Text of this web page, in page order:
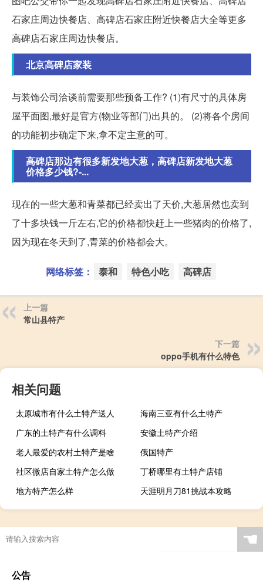
石家庄周边快餐店、高碑店石家庄附近快餐店大全等更多
高碑店石家庄周边快餐店。
北京高碑店家装
与装饰公司洽谈前需要那些预备工作? (1)有尺寸的具体房
屋平面图,最好是官方(物业等部门)出具的。 (2)将各个房间
的功能初步确定下来,拿不定主意的可。
高碑店那边有很多新发地大葱，高碑店新发地大葱
价格多少钱?-...
现在的一些大葱和青菜都已经卖出了天价,大葱居然也卖到
了十多块钱一斤左右,它的价格都快赶上一些猪肉的价格了,
因为现在冬天到了,青菜的价格都会大。
网络标签： 泰和 特色小吃 高碑店
上一篇
常山县特产
下一篇
oppo手机有什么特色
相关问题
太原城市有什么土特产送人
海南三亚有什么土特产
广东的土特产有什么调料
安徽土特产介绍
老人最爱的农村土特产是啥
俄国特产
社区微店自家土特产怎么做
丁桥哪里有土特产店铺
地方特产怎么样
天涯明月刀81挑战本攻略
☚
公告